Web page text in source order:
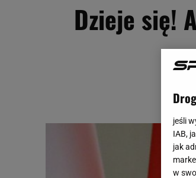
Dzieje się!
jeśli
IAB,
jak
w